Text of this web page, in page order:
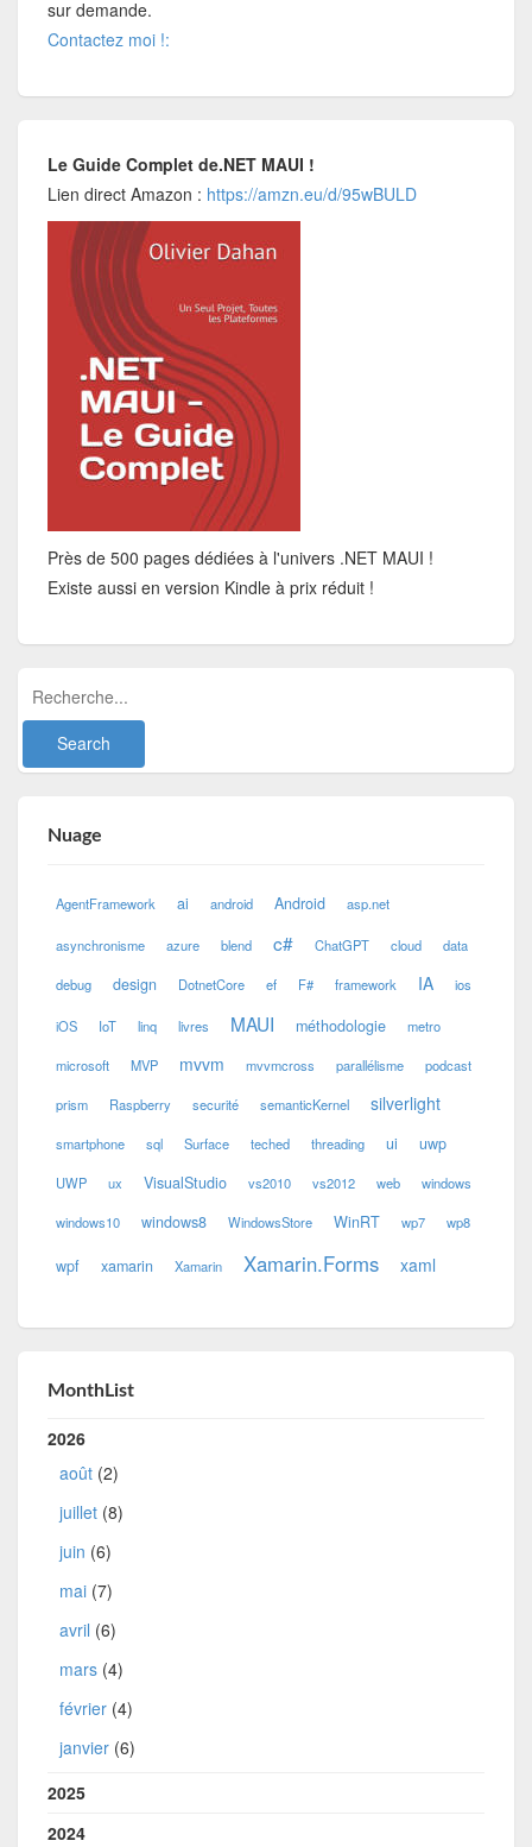
sur demande.
Contactez moi !:
Le Guide Complet de.NET MAUI !
Lien direct Amazon : https://amzn.eu/d/95wBULD
Près de 500 pages dédiées à l'univers .NET MAUI !
Existe aussi en version Kindle à prix réduit !
Nuage
AgentFramework ai android Android asp.net
asynchronisme azure blend c# ChatGPT cloud data
debug design DotnetCore ef F# framework IA ios
iOS IoT linq livres MAUI méthodologie metro
microsoft MVP mvvm mvvmcross parallélisme podcast
prism Raspberry securité semanticKernel silverlight
smartphone sql Surface teched threading ui uwp
UWP ux VisualStudio vs2010 vs2012 web windows
windows10 windows8 WindowsStore WinRT wp7 wp8
wpf xamarin Xamarin Xamarin.Forms xaml
MonthList
2026
août (2)
juillet (8)
juin (6)
mai (7)
avril (6)
mars (4)
février (4)
janvier (6)
2025
2024